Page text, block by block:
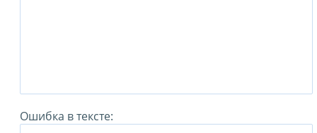
Ошибка в тексте: